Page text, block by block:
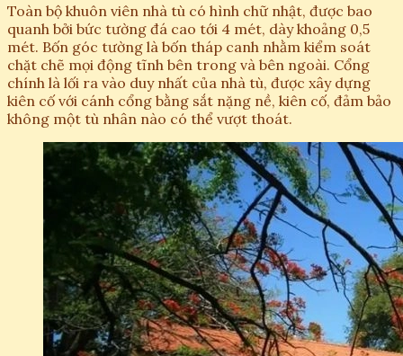
Toàn bộ khuôn viên nhà tù có hình chữ nhật, được bao
quanh bởi bức tường đá cao tới 4 mét, dày khoảng 0,5
mét. Bốn góc tường là bốn tháp canh nhằm kiểm soát
chặt chẽ mọi động tĩnh bên trong và bên ngoài. Cổng
chính là lối ra vào duy nhất của nhà tù, được xây dựng
kiên cố với cánh cổng bằng sắt nặng nề, kiên cố, đảm bảo
không một tù nhân nào có thể vượt thoát.